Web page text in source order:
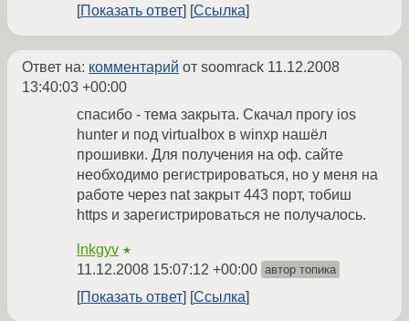
Показать ответ
Ссылка
Ответ на: комментарий от soomrack 11.12.2008
13:40:03 +00:00
спасибо - тема закрыта. Скачал прогу ios
hunter и под virtualbox в winxp нашёл
прошивки. Для получения на оф. сайте
необходимо регистрироваться, но у меня на
работе через nat закрыт 443 порт, тобиш
https и зарегистрироваться не получалось.
lnkgyv ★
11.12.2008 15:07:12 +00:00 автор топика
Показать ответ Ссылка